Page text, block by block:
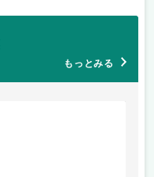
もっとみる